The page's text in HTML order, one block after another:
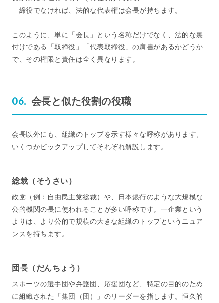
締役でなければ、法的な代表権は会長が持ちます。
このように、単に「会長」という名称だけでなく、法的な裏
付けである「取締役」「代表取締役」の肩書があるかどうか
で、その権限と責任は全く異なります。
会長と似た役割の役職
会長以外にも、組織のトップを示す様々な呼称があります。
いくつかピックアップしてそれぞれ解説します。
総裁（そうさい）
政党（例：自由民主党総裁）や、日本銀行のような大規模な
公的機関の長に使われることが多い呼称です。一企業という
よりは、より公的で規模の大きな組織のトップというニュア
ンスを持ちます。
団長（だんちょう）
スポーツの選手団や弁護団、応援団など、特定の目的のため
に組織された「集団（団）」のリーダーを指します。恒久的